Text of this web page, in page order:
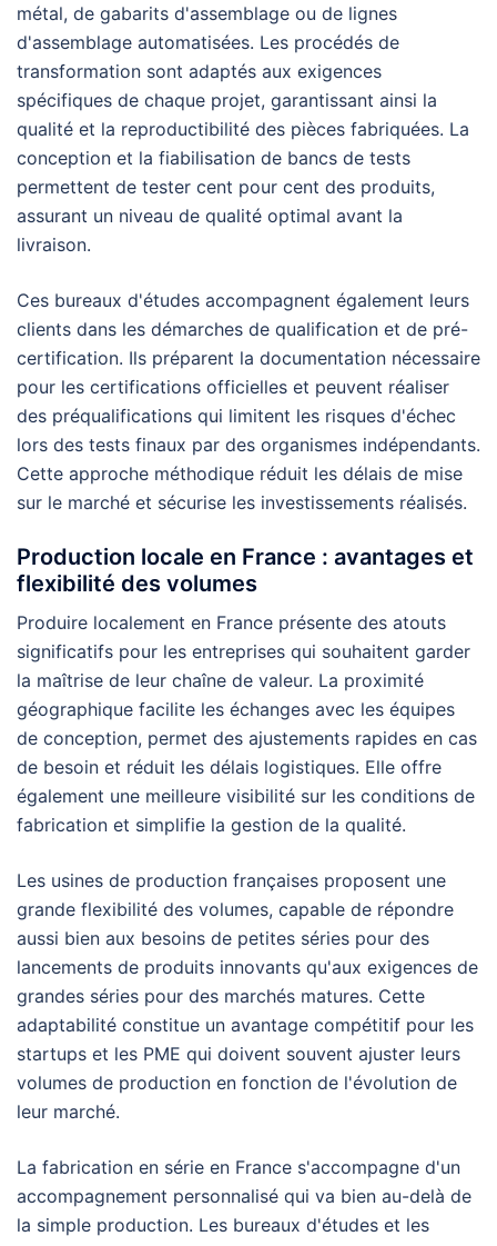
métal, de gabarits d'assemblage ou de lignes
d'assemblage automatisées. Les procédés de
transformation sont adaptés aux exigences
spécifiques de chaque projet, garantissant ainsi la
qualité et la reproductibilité des pièces fabriquées. La
conception et la fiabilisation de bancs de tests
permettent de tester cent pour cent des produits,
assurant un niveau de qualité optimal avant la
livraison.
Ces bureaux d'études accompagnent également leurs
clients dans les démarches de qualification et de pré-
certification. Ils préparent la documentation nécessaire
pour les certifications officielles et peuvent réaliser
des préqualifications qui limitent les risques d'échec
lors des tests finaux par des organismes indépendants.
Cette approche méthodique réduit les délais de mise
sur le marché et sécurise les investissements réalisés.
Production locale en France : avantages et
flexibilité des volumes
Produire localement en France présente des atouts
significatifs pour les entreprises qui souhaitent garder
la maîtrise de leur chaîne de valeur. La proximité
géographique facilite les échanges avec les équipes
de conception, permet des ajustements rapides en cas
de besoin et réduit les délais logistiques. Elle offre
également une meilleure visibilité sur les conditions de
fabrication et simplifie la gestion de la qualité.
Les usines de production françaises proposent une
grande flexibilité des volumes, capable de répondre
aussi bien aux besoins de petites séries pour des
lancements de produits innovants qu'aux exigences de
grandes séries pour des marchés matures. Cette
adaptabilité constitue un avantage compétitif pour les
startups et les PME qui doivent souvent ajuster leurs
volumes de production en fonction de l'évolution de
leur marché.
La fabrication en série en France s'accompagne d'un
accompagnement personnalisé qui va bien au-delà de
la simple production. Les bureaux d'études et les